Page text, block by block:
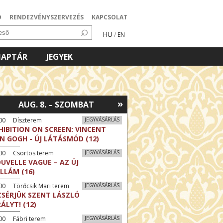
RENDEZVÉNYSZERVEZÉS KAPCSOLAT
HU / EN
JEGYEK
»
AUG. 8. – SZOMBAT
JEGYVÁSÁRLÁS
Díszterem
ON SCREEN: VINCENT
GOGH - ÚJ LÁTÁSMÓD (12)
JEGYVÁSÁRLÁS
Csortos terem
VAGUE – AZ ÚJ
(16)
JEGYVÁSÁRLÁS
Törőcsik Mari terem
SZENT LÁSZLÓ
(12)
JEGYVÁSÁRLÁS
Fábri terem